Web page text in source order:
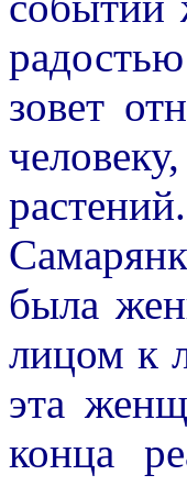
зовет
была
лицом к
эта
конца